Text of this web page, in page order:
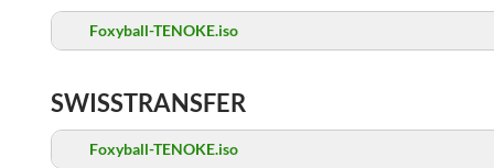
Foxyball-TENOKE.iso
SWISSTRANSFER
Foxyball-TENOKE.iso